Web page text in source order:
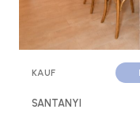
KAUF
SANTANYI